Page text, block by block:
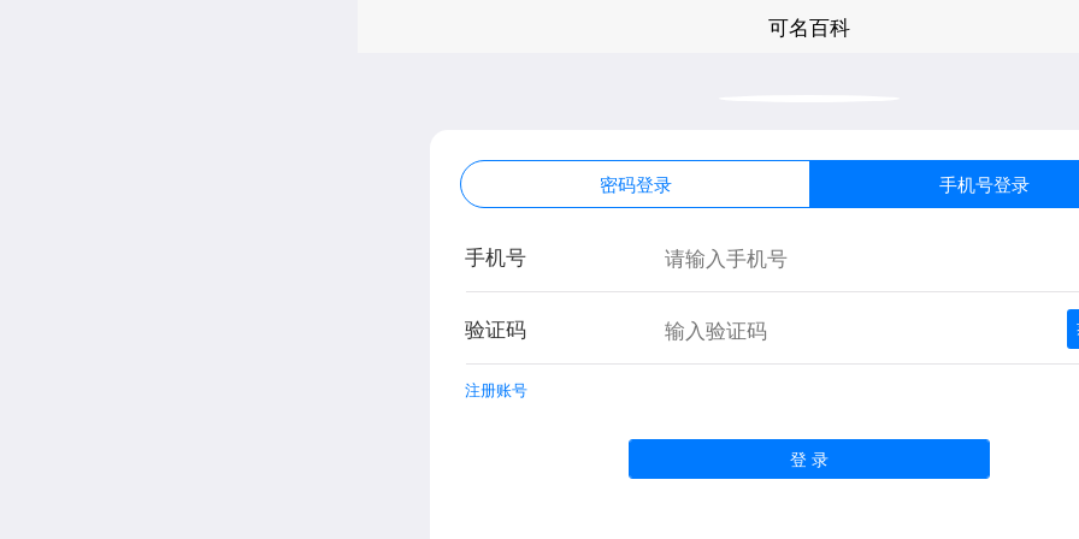
可名百科
密码登录 手机号登录
手机号
验证码
注册账号
登 录